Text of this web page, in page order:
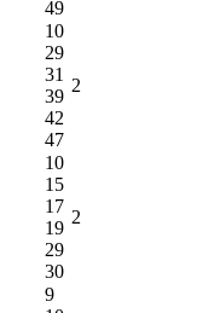
49
10
29
31
39
42
47
2
10
15
17
19
29
30
2
9